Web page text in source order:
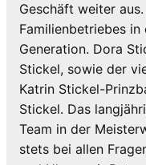
Geschäft weiter
Familienbetriebes
Generation. Dora
Stickel, sowie der
Katrin Stickel-
Stickel. Das
Team in der
stets bei allen